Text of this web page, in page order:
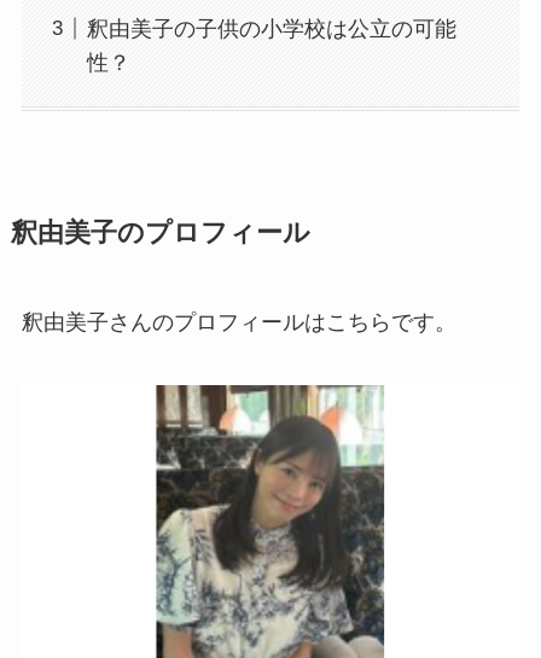
釈由美子の子供の小学校は公立の可能
性？
釈由美子のプロフィール
釈由美子さんのプロフィールはこちらです。